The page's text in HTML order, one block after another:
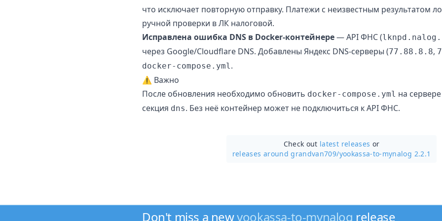
что исключает повторную отправку. Платежи с неизвестным результатом
ручной проверки в ЛК налоговой.
Исправлена ошибка DNS в Docker-контейнере— API ФНС (
через Google/Cloudflare DNS. Добавлены Яндекс DNS-серверы (77.88.8.8,
docker-compose.yml .
⚠️ Важно
После обновления необходимо обновить docker-compose.yml на
секция dns. Без неё контейнер может не подключиться к API ФНС.
Check out latest releases or
releases around grandvan709/yookassa-to-mynalog 2.2.1
Don't miss a newyookassa-to-mynalog release